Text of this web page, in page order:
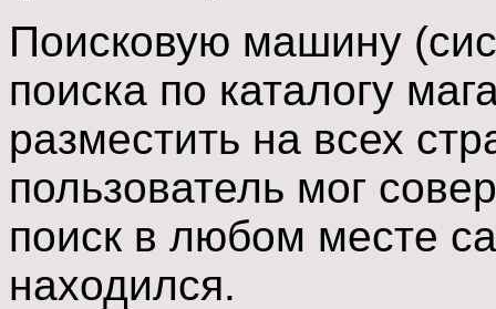
Поисковую машину
поиска по каталогу
разместить на всех
пользователь мог
поиск в любом месте
находился.